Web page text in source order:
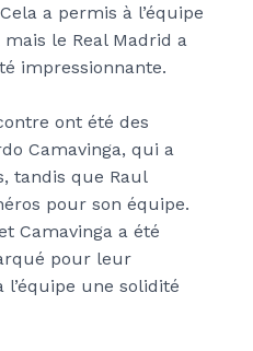
a permis à l’équipe
le Real Madrid a
impressionnante.
ont été des
Camavinga, qui a
tandis que Raul
pour son équipe.
Camavinga a été
pour leur
une solidité